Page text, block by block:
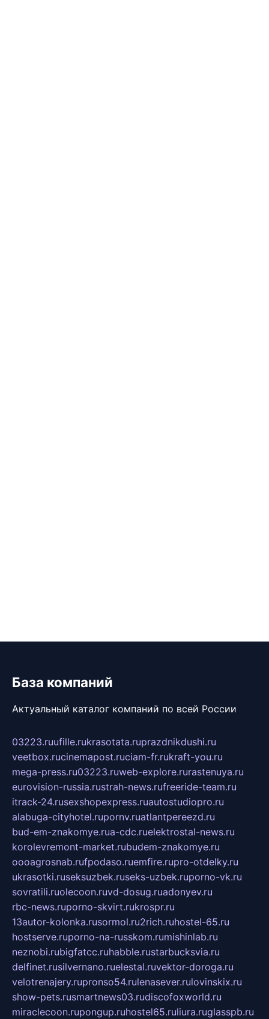
База компаний
Актуальный каталог компаний по всей России
03223.ruufille.rukrasotata.ruprazdnikdushi.ru
veetbox.rucinemapost.ruciam-fr.rukraft-you.ru
mega-press.ru03223.ruweb-explore.rurastenuya.ru
eurovision-russia.rustrah-news.rufreeride-team.ru
itrack-24.rusexshopexpress.ruautostudiopro.ru
alabuga-cityhotel.rupornv.ruatlantpereezd.ru
bud-em-znakomye.rua-cdc.ruelektrostal-news.ru
korolevremont-market.rubudem-znakomye.ru
oooagrosnab.rufpodaso.ruemfire.rupro-otdelky.ru
ukrasotki.ruseksuzbek.ruseks-uzbek.ruporno-vk.ru
sovratili.ruolecoon.ruvd-dosug.ruadonyev.ru
rbc-news.ruporno-skvirt.rukrospr.ru
13autor-kolonka.rusormol.ru2rich.ruhostel-65.ru
hostserve.ruporno-na-russkom.rumishinlab.ru
neznobi.rubigfatcc.ruhabble.rustarbucksvia.ru
delfinet.rusilvernano.ruelestal.ruvektor-doroga.ru
velotrenajery.rupronso54.rulenasever.rulovinskix.ru
show-pets.rusmartnews03.rudiscofoxworld.ru
miraclecoon.rupongup.ruhostel65.ruliura.ruglasspb.ru